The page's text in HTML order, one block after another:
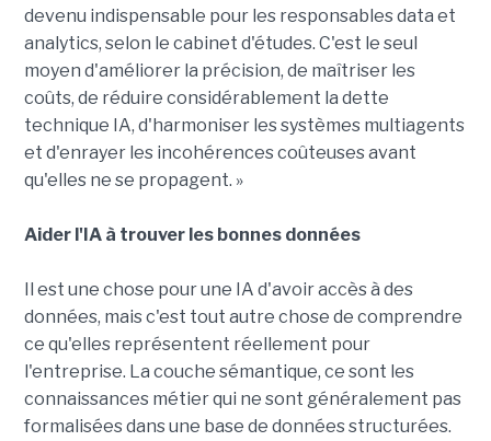
devenu indispensable pour les responsables data et
analytics, selon le cabinet d'études. C'est le seul
moyen d'améliorer la précision, de maîtriser les
coûts, de réduire considérablement la dette
technique IA, d'harmoniser les systèmes multiagents
et d'enrayer les incohérences coûteuses avant
qu'elles ne se propagent. »
Aider l'IA à trouver les bonnes données
Il est une chose pour une IA d'avoir accès à des
données, mais c'est tout autre chose de comprendre
ce qu'elles représentent réellement pour
l'entreprise. La couche sémantique, ce sont les
connaissances métier qui ne sont généralement pas
formalisées dans une base de données structurées.